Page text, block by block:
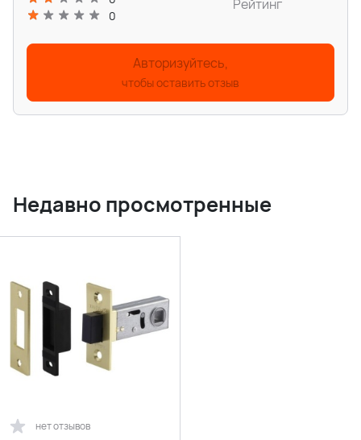
0
Рейтинг
Авторизуйтесь,
чтобы оставить отзыв
Недавно просмотренные
нет отзывов